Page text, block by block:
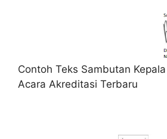
Contoh Teks Sambutan
Acara Akreditasi Terbaru